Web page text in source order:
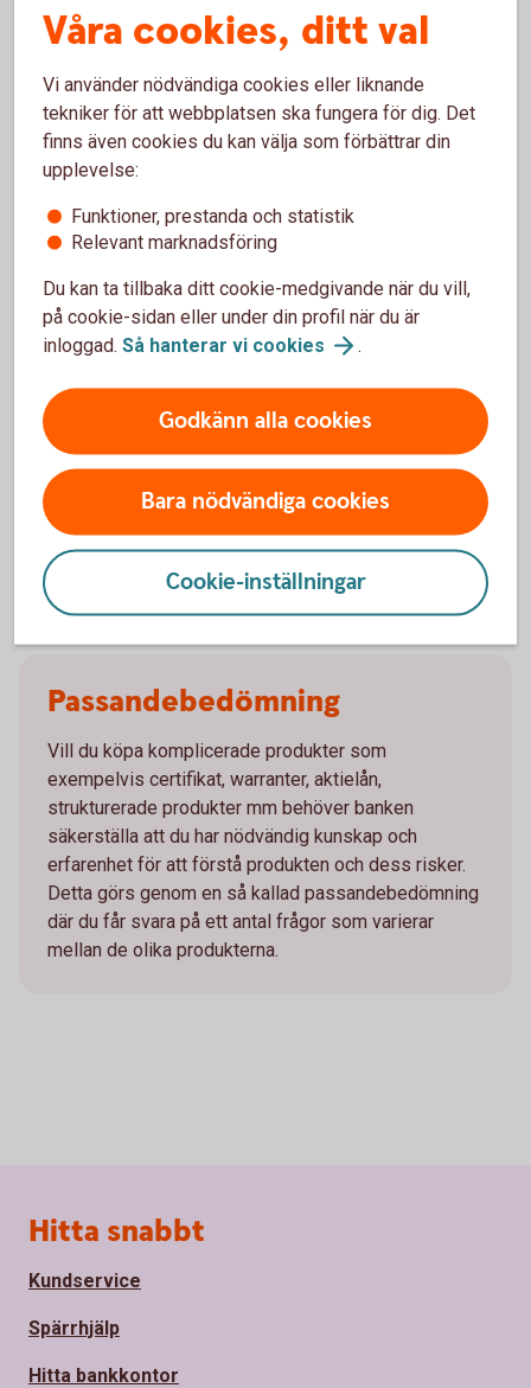
För- och nackdelar med
Kreditbevis
Fördelar
Ger möjlighet till en kontinuerlig, t ex årlig, utbetalning av
avkastning i form av en kupong
du är intresserad av, utan att du behöver investera direkt
i en företagsobligation där minsta kapitalplacering ofta
är hög
Nackdelar
Delar av eller hela det nominella beloppet kan gå
Köpkursen på andrahandsmarknaden kan variera relativt
kraftigt under innehavstiden, vilket kan medföra en
förlust vid försäljning innan teckningstiden är över
Passandebedömning
Vill du köpa komplicerade produkter som
exempelvis certifikat, warranter, aktielån,
strukturerade produkter mm behöver banken
säkerställa att du har nödvändig kunskap och
erfarenhet för att förstå produkten och dess risker.
Detta görs genom en så kallad passandebedömning
där du får svara på ett antal frågor som varierar
mellan de olika produkterna.
Våra cookies, ditt val
Vi använder nödvändiga cookies eller liknande
tekniker för att webbplatsen ska fungera för dig. Det
finns även cookies du kan välja som förbättrar din
upplevelse:
Funktioner, prestanda och statistik
Relevant marknadsföring
Du kan ta tillbaka ditt cookie-medgivande när du vill,
på cookie-sidan eller under din profil när du är
inloggad. Så hanterar vi cookies .
Godkänn alla cookies
Bara nödvändiga cookies
Cookie-inställningar
Sidfot
Hitta snabbt
Kundservice
Spärrhjälp
Hitta bankkontor